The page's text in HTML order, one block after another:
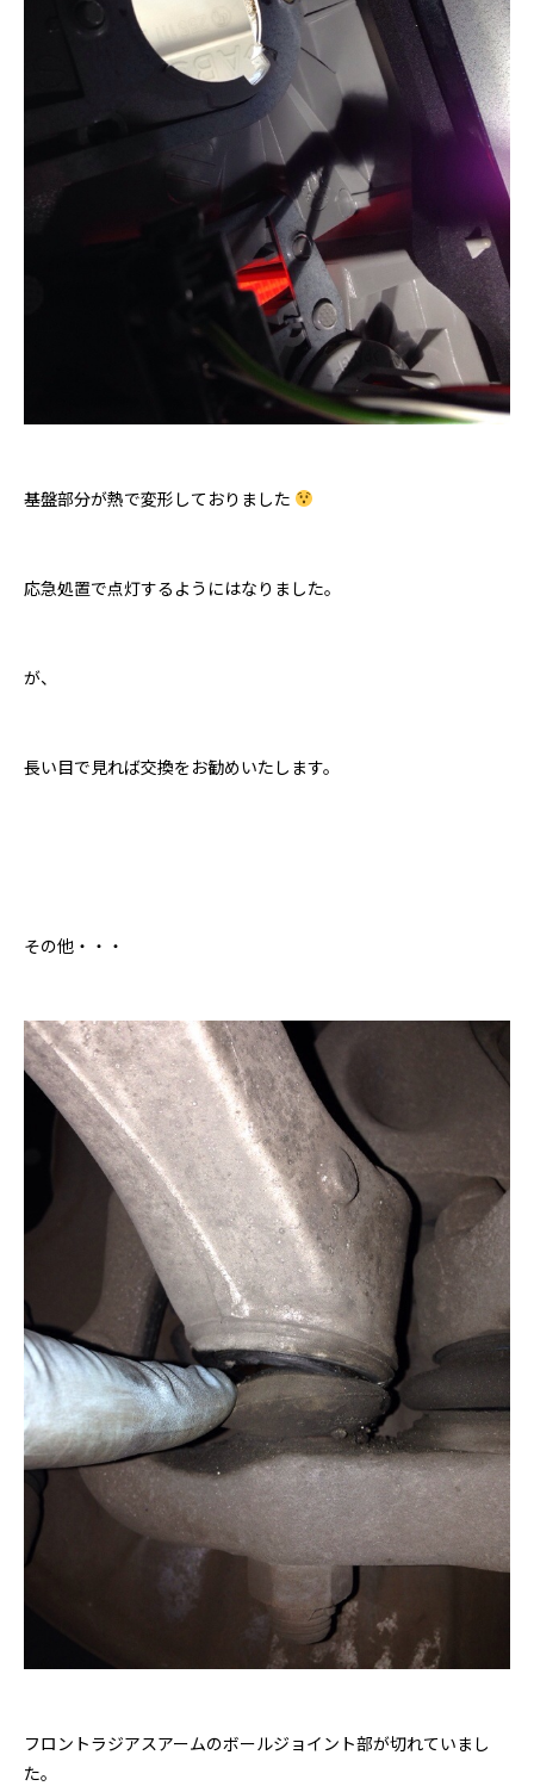
基盤部分が熱で変形しておりました
応急処置で点灯するようにはなりました。
が、
長い目で見れば交換をお勧めいたします。
その他・・・
フロントラジアスアームのボールジョイント部が切れていまし
た。